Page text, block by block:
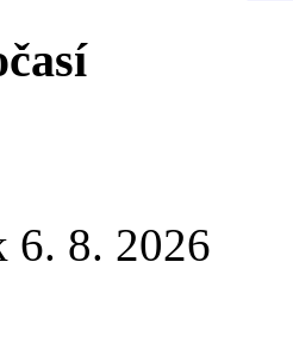
6. 8. 2026